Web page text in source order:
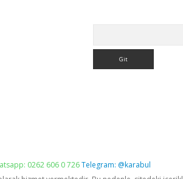
0262 606 0 726Telegram: @karabul